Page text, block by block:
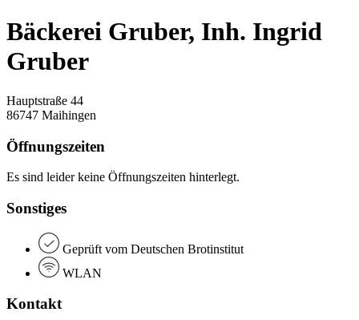
Bäckerei Gruber, Inh. Ingrid
Gruber
Hauptstraße 44
86747 Maihingen
Öffnungszeiten
Es sind leider keine Öffnungszeiten hinterlegt.
Sonstiges
Geprüft vom Deutschen Brotinstitut
WLAN
Kontakt